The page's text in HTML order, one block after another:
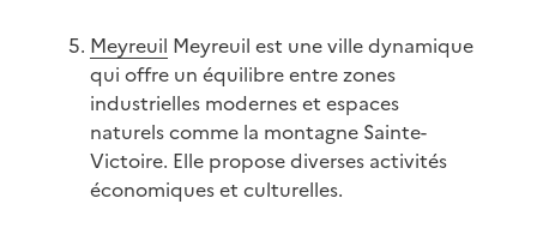
Meyreuil Meyreuil est une ville dynamique
qui offre un équilibre entre zones
industrielles modernes et espaces
naturels comme la montagne Sainte-
Victoire. Elle propose diverses activités
économiques et culturelles.